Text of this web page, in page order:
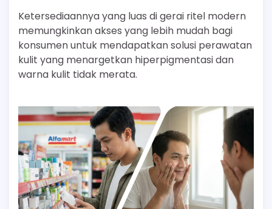
Ketersediaannya yang luas di gerai ritel modern
memungkinkan akses yang lebih mudah bagi
konsumen untuk mendapatkan solusi perawatan
kulit yang menargetkan hiperpigmentasi dan
warna kulit tidak merata.